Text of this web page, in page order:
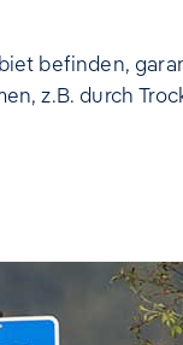
befinden,
z.B. durch